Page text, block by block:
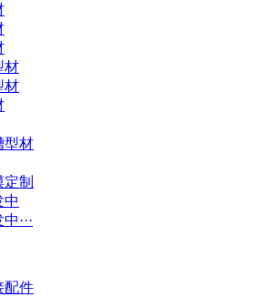
材
材
型材
制
中
···
配件